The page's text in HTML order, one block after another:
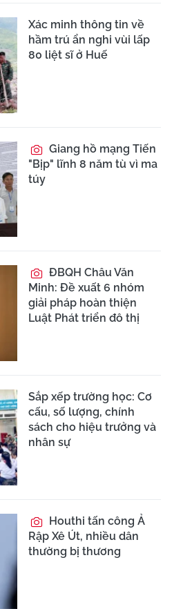
Xác minh thông tin về
hầm trú ẩn nghi vùi lấp
80 liệt sĩ ở Huế
Giang hồ mạng Tiến
"Bịp" lĩnh 8 năm tù vì ma
túy
ĐBQH Châu Văn
Minh: Đề xuất 6 nhóm
giải pháp hoàn thiện
Luật Phát triển đô thị
Sắp xếp trường học: Cơ
cấu, số lượng, chính
sách cho hiệu trưởng và
nhân sự
Houthi tấn công Ả
Rập Xê Út, nhiều dân
thường bị thương